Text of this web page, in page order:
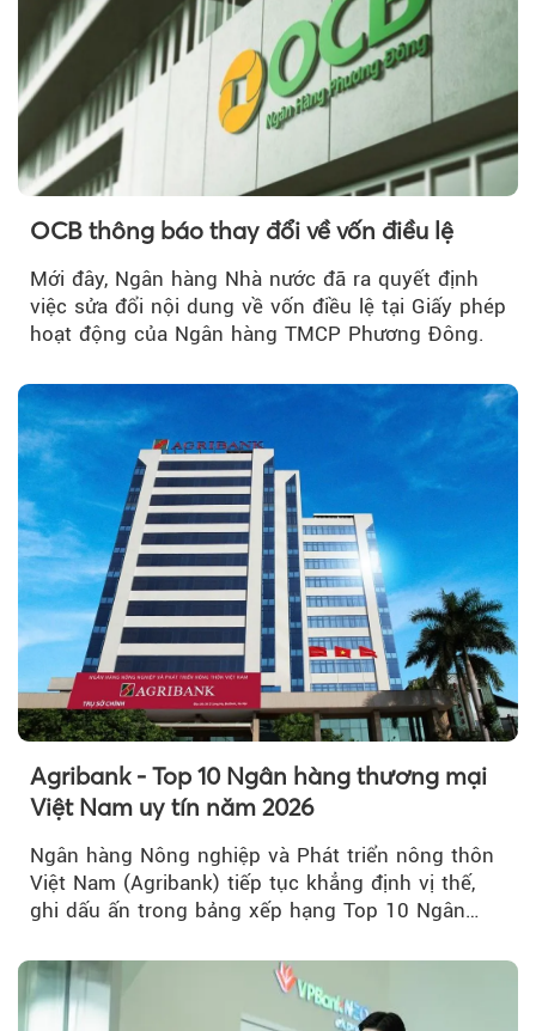
OCB thông báo thay đổi về vốn điều lệ
Mới đây, Ngân hàng Nhà nước đã ra quyết định
việc sửa đổi nội dung về vốn điều lệ tại Giấy phép
hoạt động của Ngân hàng TMCP Phương Đông.
Agribank - Top 10 Ngân hàng thương mại
Việt Nam uy tín năm 2026
Ngân hàng Nông nghiệp và Phát triển nông thôn
Việt Nam (Agribank) tiếp tục khẳng định vị thế,
ghi dấu ấn trong bảng xếp hạng Top 10 Ngân